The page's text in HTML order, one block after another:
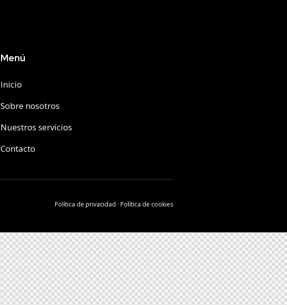
Menú
Inicio
Sobre nosotros
Nuestros servicios
Contacto
Política de privacidad · Política de cookies